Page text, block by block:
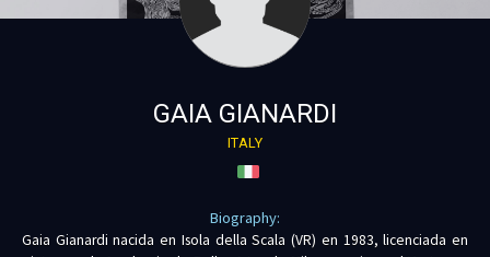
GAIA GIANARDI
ITALY
Biography:
Gaia Gianardi nacida en Isola della Scala (VR) en 1983, licenciada en